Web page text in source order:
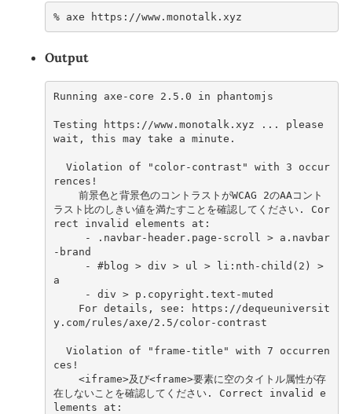
% axe
Output
Running axe-core 2.5.0 in phantomjs
Testing https://www.monotalk.xyz ... please
wait, this may take a minute.
rences!
ラスト比のしきい値を満たすことを確認してください. Cor
rect invalid elements at:
-brand
a
     - div > p.copyright.text-muted
y.com/rules/axe/2.5/color-contrast
ces!
在しないことを確認してください. Correct invalid e
lements at: